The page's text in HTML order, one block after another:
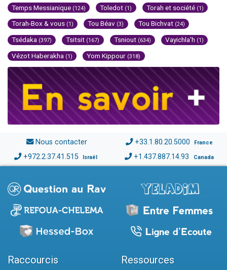
Temps Messianique (124) Toledot (1) Torah et société (1)
Torah-Box & vous (1) Tou Béav (3) Tou Bichvat (24)
Tsédaka (397) Tsitsit (167) Tsniout (634) Vayichla'h (1)
Vézot Haberakha (1) Yom Kippour (318)
Nous contacter +33.1.80.20.5000 France
+972.2.37.41.515 Israël +1.437.887.14.93 Canada
Raccourcis Ressources